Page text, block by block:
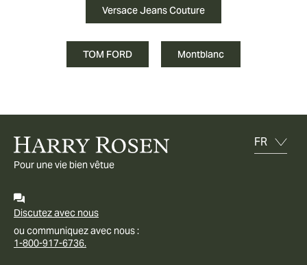
Versace Jeans Couture
TOM FORD Montblanc
Pour une vie bien vêtue
Discutez avec nous
ou communiquez avec nous :
1-800-917-6736.